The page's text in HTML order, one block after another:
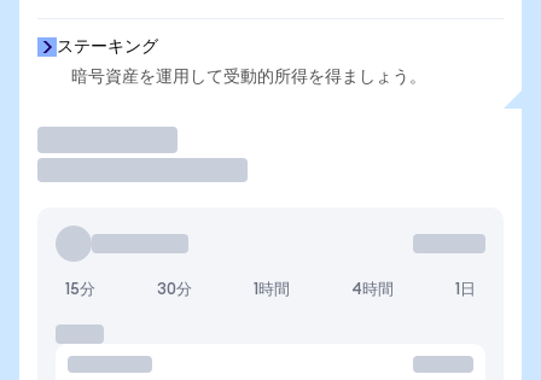
ステーキング
暗号資産を運用して受動的所得を得ましょう。
15分 30分 1時間 4時間 1日